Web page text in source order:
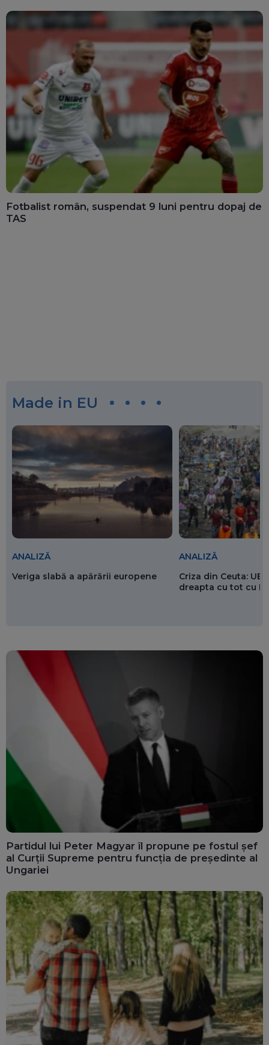
Fotbalist român, suspendat 9 luni pentru dopaj de
TAS
Made in EU
ANALIZĂ
Veriga slabă a apărării europene
ANALIZĂ
Criza din Ceuta: UE
dreapta cu tot cu
Partidul lui Peter Magyar îl propune pe fostul șef
al Curții Supreme pentru funcția de președinte al
Ungariei